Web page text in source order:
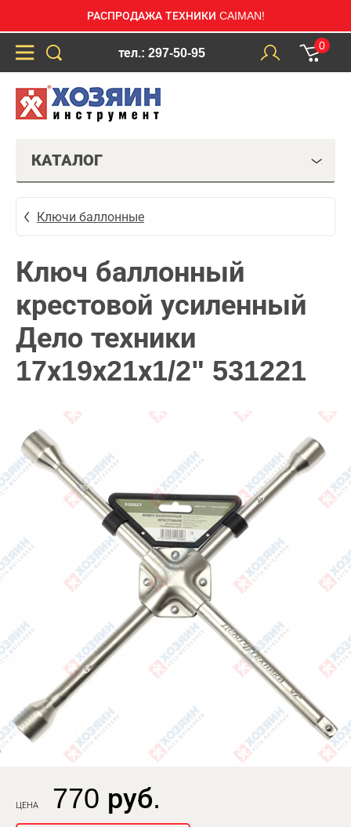
РАСПРОДАЖА ТЕХНИКИ CAIMAN!
тел.: 297-50-95
0
КАТАЛОГ
Ключи баллонные
Ключ баллонный
крестовой усиленный
Дело техники
17х19х21х1/2" 531221
ЦЕНА 770 руб.